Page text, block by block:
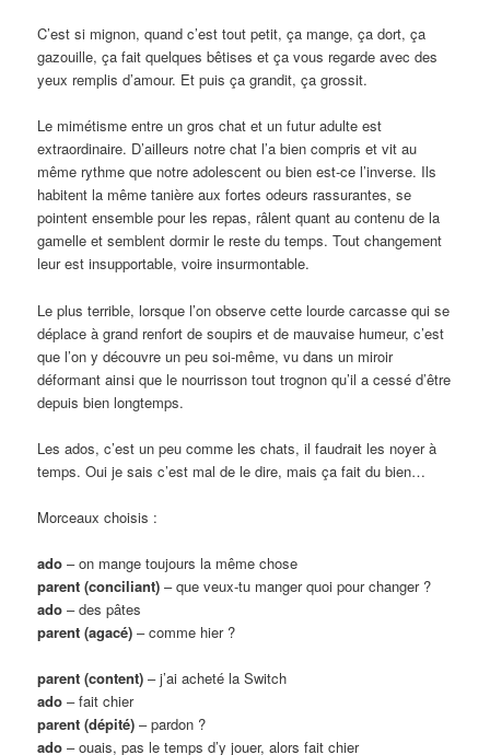
C’est si mignon, quand c’est tout petit, ça mange, ça dort, ça
gazouille, ça fait quelques bêtises et ça vous regarde avec des
yeux remplis d’amour. Et puis ça grandit, ça grossit.
Le mimétisme entre un gros chat et un futur adulte est
extraordinaire. D’ailleurs notre chat l’a bien compris et vit au
même rythme que notre adolescent ou bien est-ce l’inverse. Ils
habitent la même tanière aux fortes odeurs rassurantes, se
pointent ensemble pour les repas, râlent quant au contenu de la
gamelle et semblent dormir le reste du temps. Tout changement
leur est insupportable, voire insurmontable.
Le plus terrible, lorsque l’on observe cette lourde carcasse qui se
déplace à grand renfort de soupirs et de mauvaise humeur, c’est
que l’on y découvre un peu soi-même, vu dans un miroir
déformant ainsi que le nourrisson tout trognon qu’il a cessé d’être
depuis bien longtemps.
Les ados, c’est un peu comme les chats, il faudrait les noyer à
temps. Oui je sais c’est mal de le dire, mais ça fait du bien…
Morceaux choisis :
ado – on mange toujours la même chose
parent (conciliant) – que veux-tu manger quoi pour changer ?
ado – des pâtes
parent (agacé) – comme hier ?
parent (content) – j’ai acheté la Switch
ado – fait chier
parent (dépité) – pardon ?
ado – ouais, pas le temps d’y jouer, alors fait chier